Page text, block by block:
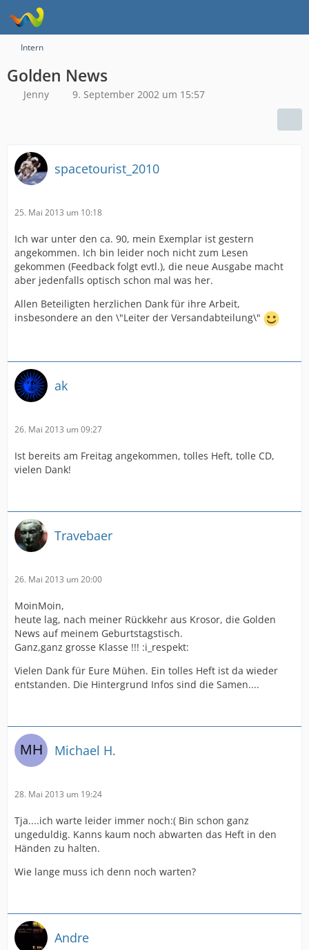
Intern
Golden News
Jenny 9. September 2002 um 15:57
spacetourist_2010
25. Mai 2013 um 10:18
Ich war unter den ca. 90, mein Exemplar ist gestern
angekommen. Ich bin leider noch nicht zum Lesen
gekommen (Feedback folgt evtl.), die neue Ausgabe macht
aber jedenfalls optisch schon mal was her.
Allen Beteiligten herzlichen Dank für ihre Arbeit,
insbesondere an den \"Leiter der Versandabteilung\"
ak
26. Mai 2013 um 09:27
Ist bereits am Freitag angekommen, tolles Heft, tolle CD,
vielen Dank!
Travebaer
26. Mai 2013 um 20:00
MoinMoin,
heute lag, nach meiner Rückkehr aus Krosor, die Golden
News auf meinem Geburtstagstisch.
Ganz,ganz grosse Klasse !!! :i_respekt:
Vielen Dank für Eure Mühen. Ein tolles Heft ist da wieder
entstanden. Die Hintergrund Infos sind die Samen....
Michael H.
28. Mai 2013 um 19:24
Tja....ich warte leider immer noch:( Bin schon ganz
ungeduldig. Kanns kaum noch abwarten das Heft in den
Händen zu halten.
Wie lange muss ich denn noch warten?
Andre